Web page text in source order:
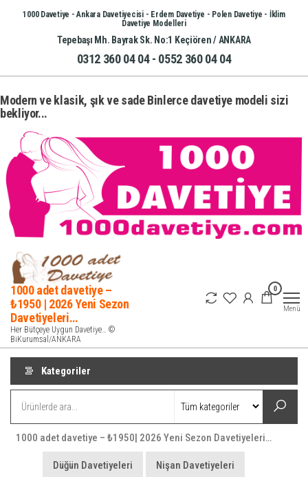
İçeriğe1000 Davetiye - Ankara Davetiyecisi - Erdem Davetiye - Polen Davetiye - İklim
Davetiye Modelleri
Tepebaşı Mh. Bayrak Sk. No:1 Keçiören / ANKARA
0312 360 04 04 - 0552 360 04 04
Modern ve klasik, şık ve sade Binlerce davetiye modeli sizi
bekliyor...
1000 adet davetiye –
₺1950 | 2026 Yeni Sezon
Davetiyeleri…
Her Bütçeye Uygun Davetiye… ©
BiKurumsal/ANKARA
0
Menü
Kategoriler
1000 adet davetiye – ₺1950| 2026 Yeni Sezon Davetiyeleri…
Düğün Davetiyeleri Nişan Davetiyeleri